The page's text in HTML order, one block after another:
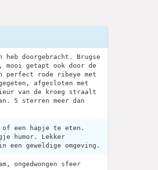
doorgebracht. Brugse
getapt ook door de
perfect rode ribeye met
afgesloten met
van de kroeg straalt
sterren meer dan
of een hapje te eten.
humor. Lekker
geweldige omgeving.
ongedwongen sfeer